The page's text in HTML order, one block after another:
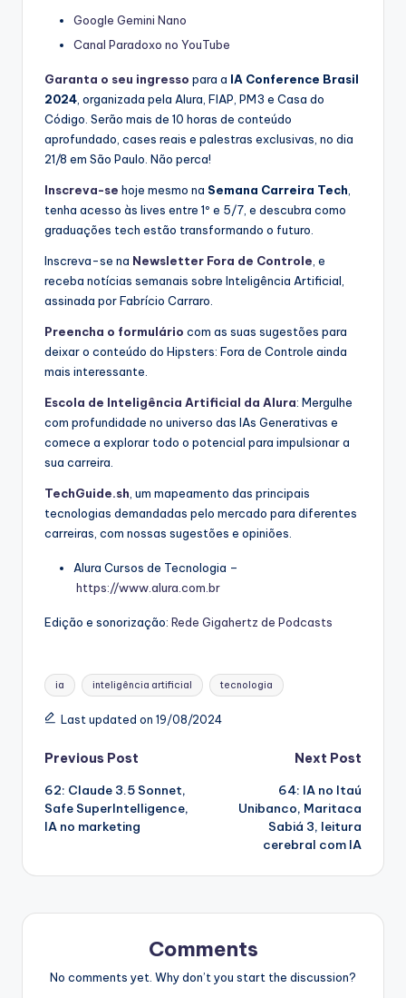
Google Gemini Nano
Canal Paradoxo no YouTube
Garanta o seu ingresso para a IA Conference Brasil
2024 , organizada pela Alura, FIAP, PM3 e Casa do
Código. Serão mais de 10 horas de conteúdo
aprofundado, cases reais e palestras exclusivas, no dia
21/8 em São Paulo. Não perca!
Inscreva-se hoje mesmo na Semana Carreira Tech
tenha acesso às lives entre 1º e 5/7, e descubra como
graduações tech estão transformando o futuro.
Inscreva-se na Newsletter Fora de Controle , e
receba notícias semanais sobre Inteligência Artificial,
assinada por Fabrício Carraro.
Preencha o formulário com as suas sugestões para
deixar o conteúdo do Hipsters: Fora de Controle ainda
mais interessante.
Escola de Inteligência Artificial da Alura: Mergulhe
com profundidade no universo das IAs Generativas e
comece a explorar todo o potencial para impulsionar a
sua carreira.
TechGuide.sh , um mapeamento das principais
tecnologias demandadas pelo mercado para diferentes
carreiras, com nossas sugestões e opiniões.
Alura Cursos de Tecnologia –
https://www.alura.com.br
Edição e sonorização: Rede Gigahertz de Podcasts
Tags:
ia inteligência artificial tecnologia
Last updated on 19/08/2024
Post
navigation
Previous Post
62: Claude 3.5 Sonnet,
Safe SuperIntelligence,
IA no marketing
Next Post
64: IA no Itaú
Unibanco, Maritaca
Sabiá 3, leitura
cerebral com IA
Comments
No comments yet. Why don’t you start the discussion?